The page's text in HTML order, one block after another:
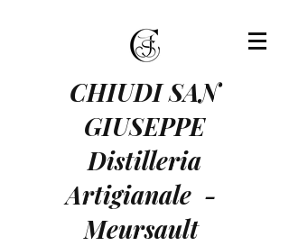
CHIUDI SAN
GIUSEPPE
Distilleria
Artigianale -
Meursault